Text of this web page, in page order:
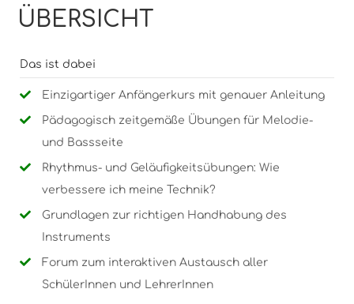
ÜBERSICHT
Das ist dabei
Einzigartiger Anfängerkurs mit genauer Anleitung
Pädagogisch zeitgemäße Übungen für Melodie-
und Bassseite
Rhythmus- und Geläufigkeitsübungen: Wie
verbessere ich meine Technik?
Grundlagen zur richtigen Handhabung des
Instruments
Forum zum interaktiven Austausch aller
SchülerInnen und LehrerInnen